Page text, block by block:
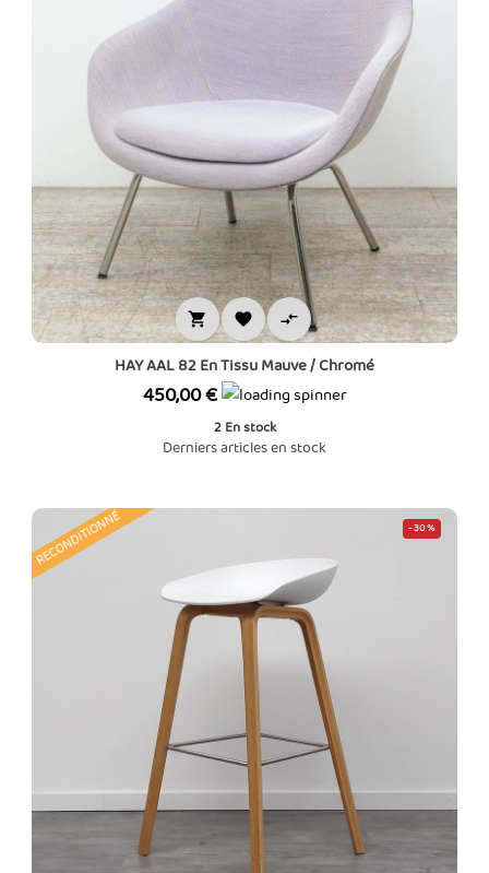
  
HAY AAL 82 En Tissu Mauve / Chromé
Prix
450,00 €
2 En stock
Derniers articles en stock
RECONDITIONNÉ -30%